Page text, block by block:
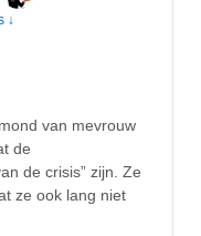
↓
van mevrouw
de
de crisis” zijn. Ze
ze ook lang niet